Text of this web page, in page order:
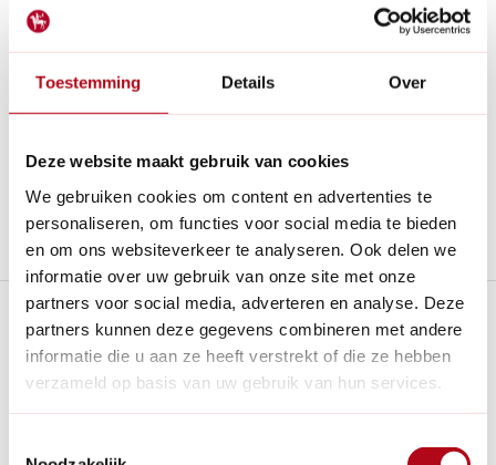
Toestemming Details Over
Deze website maakt gebruik van cookies
We gebruiken cookies om content en advertenties te
personaliseren, om functies voor social media te bieden
en om ons websiteverkeer te analyseren. Ook delen we
informatie over uw gebruik van onze site met onze
partners voor social media, adverteren en analyse. Deze
partners kunnen deze gegevens combineren met andere
informatie die u aan ze heeft verstrekt of die ze hebben
verzameld op basis van uw gebruik van hun services.
gereedschapshouder.
Lees meer
Betaal achteraf met Riverty.
Gratis verzendenvanaf € 60 in België en Nederland.*
Al28 jaarde tuinspecialist voor tuinliefhebbers
Nieuw:Haal je bestelling in Wilnis bij ons op!
Stel een vraag over dit product
Plus- en minpunten
Kan tot wel 150 kg dragen!
bergen.